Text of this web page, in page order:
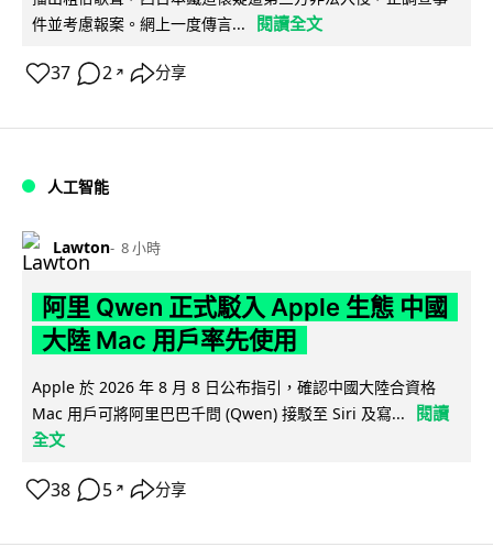
件並考慮報案。網上一度傳言...
閱讀全文
37 2 ↗ 分享
人工智能
Lawton 8 小時
阿里 Qwen 正式駁入 Apple 生態 中國
大陸 Mac 用戶率先使用
Apple 於 2026 年 8 月 8 日公布指引，確認中國大陸合資格
Mac 用戶可將阿里巴巴千問 (Qwen) 接駁至 Siri 及寫...
閱讀
全文
38 5 ↗ 分享